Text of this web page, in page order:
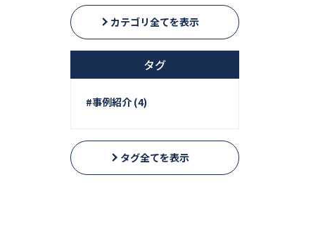
カテゴリ全てを表示
タグ
#事例紹介 (4)
タグ全てを表示